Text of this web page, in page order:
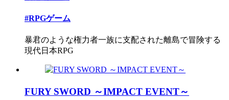
#RPGゲーム
暴君のような権力者一族に支配された離島で冒険する
現代日本RPG
FURY SWORD ～IMPACT EVENT～